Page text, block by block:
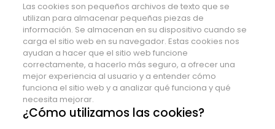
Las cookies son pequeños archivos de texto que se
utilizan para almacenar pequeñas piezas de
información. Se almacenan en su dispositivo cuando se
carga el sitio web en su navegador. Estas cookies nos
ayudan a hacer que el sitio web funcione
correctamente, a hacerlo más seguro, a ofrecer una
mejor experiencia al usuario y a entender cómo
funciona el sitio web y a analizar qué funciona y qué
necesita mejorar.
¿Cómo utilizamos las cookies?